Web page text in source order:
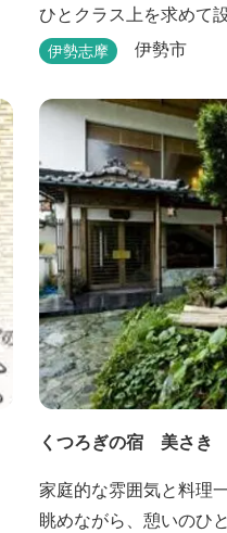
ひとクラス上を求めて
羽随一の景観など、上
し下さいませ。
伊勢志摩 伊勢市
くつろぎの宿 美さき
家庭的な雰囲気と料理
眺めながら、憩いのひ